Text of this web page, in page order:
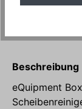
Beschreibung
eQuipment